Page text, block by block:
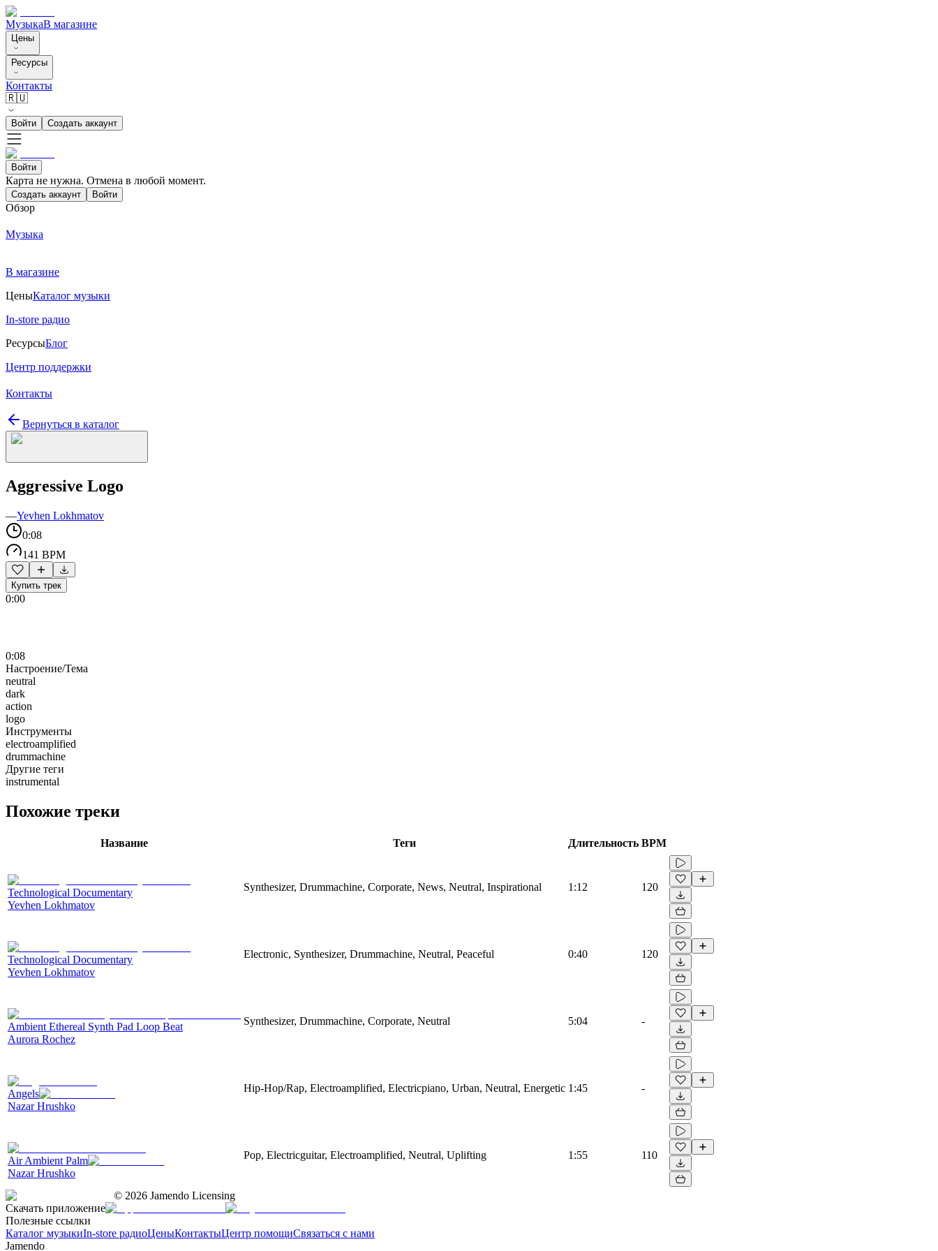
МузыкаВ магазине
Цены
Ресурсы
Контакты
🇷🇺
Войти Создать аккаунт
Войти
Карта не нужна. Отмена в любой момент.
Создать аккаунт Войти
Обзор
Музыка
В магазине
ЦеныКаталог музыки
In-store радио
РесурсыБлог
Центр поддержки
Контакты
Вернуться в каталог
Aggressive Logo
—Yevhen Lokhmatov
0:08
141 BPM
Купить трек
0:00
0:08
Настроение/Тема
neutral
dark
action
logo
Инструменты
electroamplified
drummachine
Другие теги
instrumental
Похожие треки
Название Теги Длительность BPM
Technological Documentary
Yevhen Lokhmatov
Synthesizer, Drummachine, Corporate, News, Neutral, Inspirational 1:12 120
Technological Documentary
Yevhen Lokhmatov
Electronic, Synthesizer, Drummachine, Neutral, Peaceful 0:40 120
Ambient Ethereal Synth Pad Loop Beat
Aurora Rochez
Synthesizer, Drummachine, Corporate, Neutral 5:04 -
Angels
Nazar Hrushko
Hip-Hop/Rap, Electroamplified, Electricpiano, Urban, Neutral, Energetic 1:45 -
Air Ambient Palm
Nazar Hrushko
Pop, Electricguitar, Electroamplified, Neutral, Uplifting 1:55 110
© 2026 Jamendo Licensing
Скачать приложение
Полезные ссылки
Каталог музыкиIn-store радиоЦеныКонтактыЦентр помощиСвязаться с нами
Jamendo